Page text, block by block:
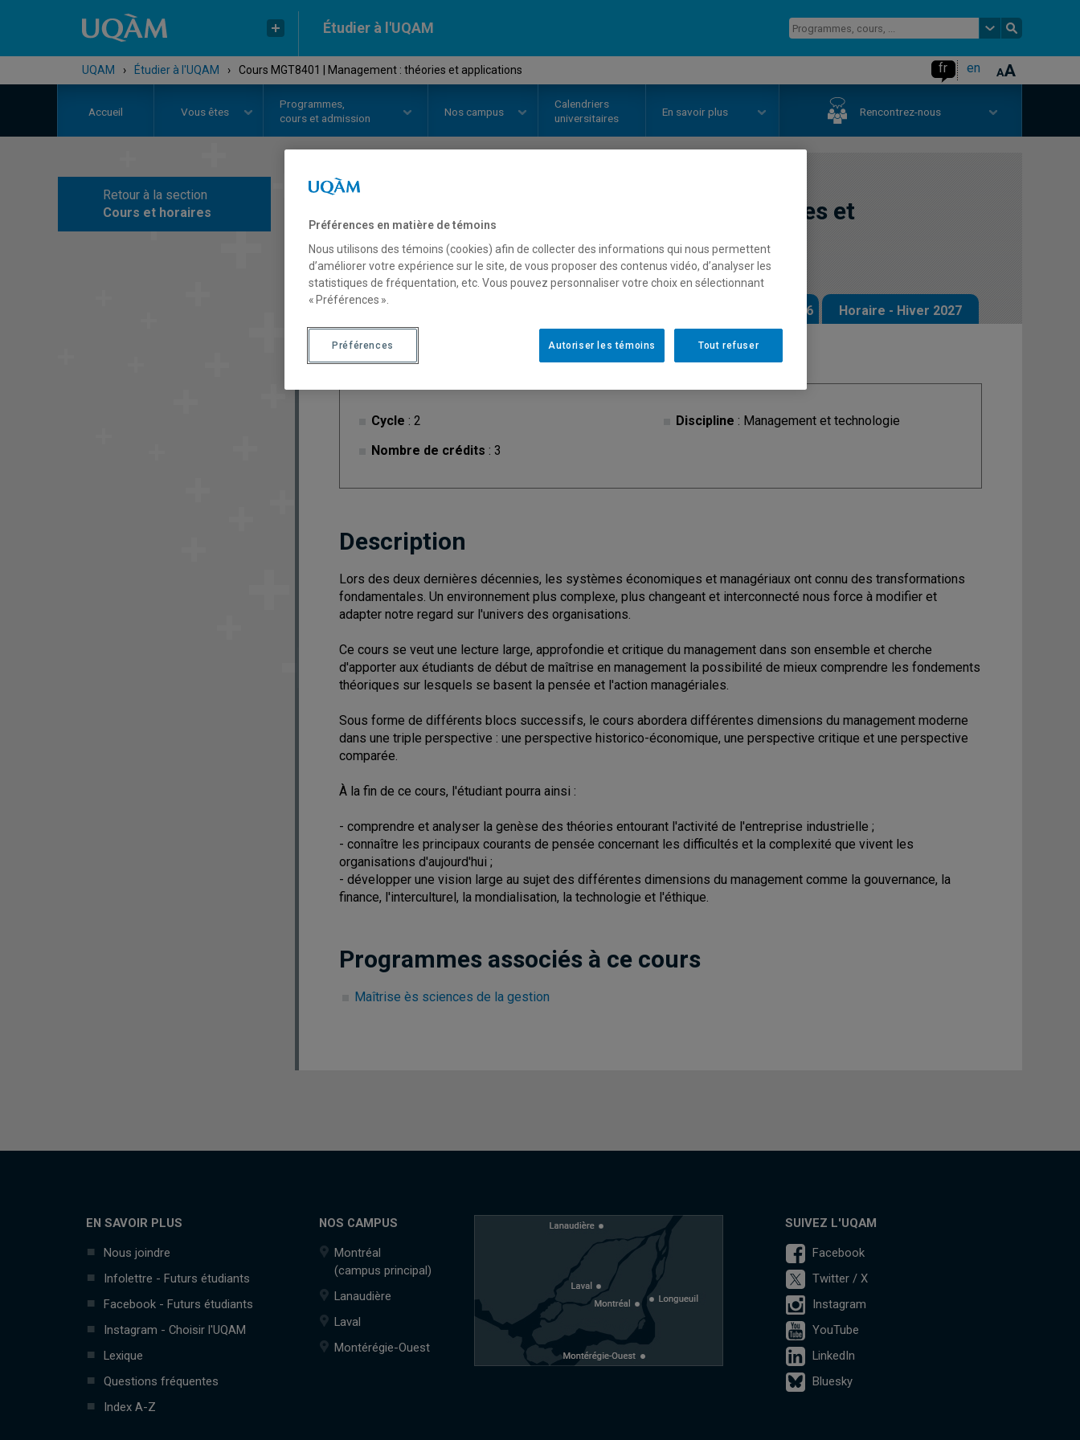
Étudier à l'UQAM
UQAM › Étudier à l'UQAM › Cours MGT8401 | Management : théories et applications fr en
Accueil Vous êtes
Programmes,
cours et admission
Nos campus
Calendriers
universitaires
En savoir plus Rencontrez-nous
Retour à la section
Cours et horaires
Management : théories et
applications
Horaire - Automne 2026 Horaire - Hiver 2027
Cycle : 2
Nombre de crédits : 3
Discipline : Management et technologie
Description
Lors des deux dernières décennies, les systèmes économiques et managériaux ont connu des transformations
fondamentales. Un environnement plus complexe, plus changeant et interconnecté nous force à modifier et
adapter notre regard sur l'univers des organisations.
Ce cours se veut une lecture large, approfondie et critique du management dans son ensemble et cherche
d'apporter aux étudiants de début de maîtrise en management la possibilité de mieux comprendre les fondements
théoriques sur lesquels se basent la pensée et l'action managériales.
Sous forme de différents blocs successifs, le cours abordera différentes dimensions du management moderne
dans une triple perspective : une perspective historico-économique, une perspective critique et une perspective
comparée.
À la fin de ce cours, l'étudiant pourra ainsi :
- comprendre et analyser la genèse des théories entourant l'activité de l'entreprise industrielle ;
- connaître les principaux courants de pensée concernant les difficultés et la complexité que vivent les
organisations d'aujourd'hui ;
- développer une vision large au sujet des différentes dimensions du management comme la gouvernance, la
finance, l'interculturel, la mondialisation, la technologie et l'éthique.
Programmes associés à ce cours
Maîtrise ès sciences de la gestion
EN SAVOIR PLUS
Nous joindre
Infolettre - Futurs étudiants
Facebook - Futurs étudiants
Instagram - Choisir l'UQAM
Lexique
Questions fréquentes
Index A-Z
NOS CAMPUS
Montréal
(campus principal)
Lanaudière
Laval
Montérégie-Ouest
SUIVEZ L'UQAM
Facebook
Twitter / X
Instagram
YouTube
LinkedIn
Bluesky
Préférences en matière de témoins
Nous utilisons des témoins (cookies) afin de collecter des informations qui nous permettent
d’améliorer votre expérience sur le site, de vous proposer des contenus vidéo, d’analyser les
statistiques de fréquentation, etc. Vous pouvez personnaliser votre choix en sélectionnant
« Préférences ».
Tout refuser
Autoriser les témoins
Préférences